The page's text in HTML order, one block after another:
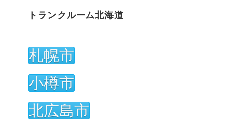
トランクルーム北海道
札幌市
小樽市
北広島市